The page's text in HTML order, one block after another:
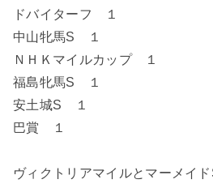
ドバイターフ １
中山牝馬S １
ＮＨＫマイルカップ １
福島牝馬S １
安土城S １
巴賞 １
ヴィクトリアマイルとマーメイ